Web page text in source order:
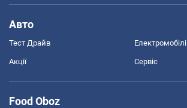
Авто
Тест Драйв Електромобілі
Акції Сервіс
Food Oboz